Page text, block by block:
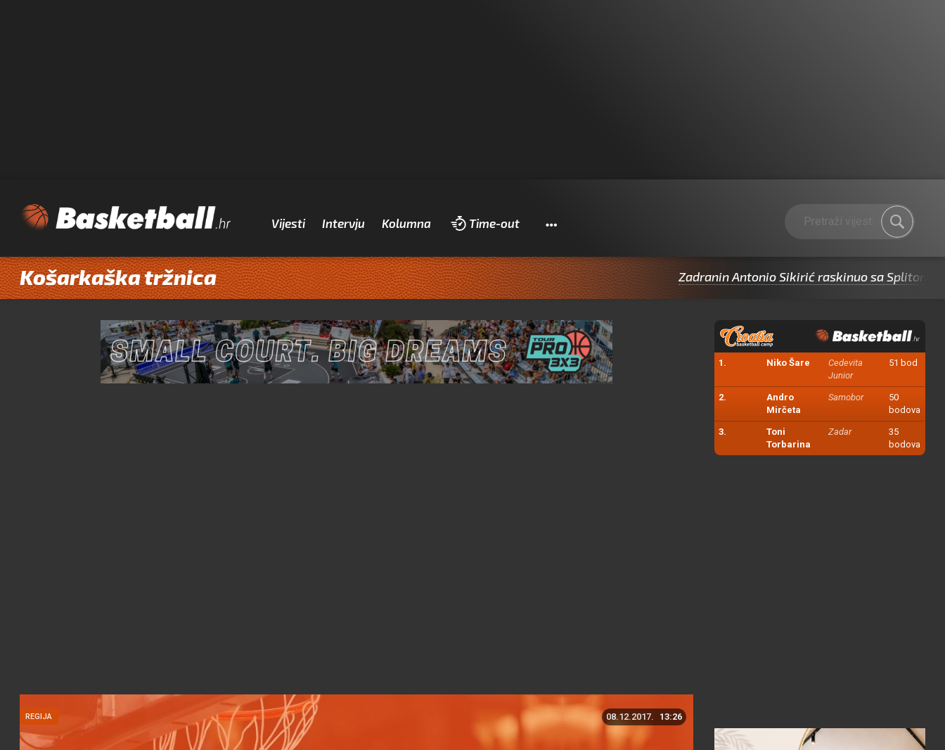
Vijesti Intervju Kolumna Time-out Pretraži
Košarkaška tržnica Zadranin Antonio Sikirić raskinuo sa Splitom pa
1. Niko Šare
Cedevita
Junior
51 bod
2.
Andro
Mirčeta
Samobor
50
bodova
3.
Toni
Torbarina
Zadar
35
bodova
REGIJA 08.12.2017. 13:26